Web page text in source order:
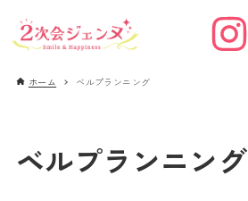
ホーム ベルプランニング
ベルプランニング